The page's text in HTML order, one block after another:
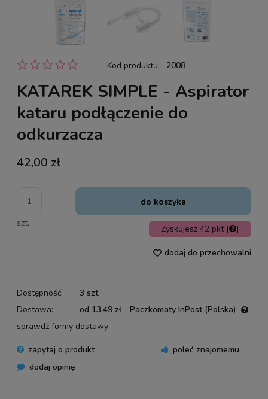
- Kod produktu: 2008
KATAREK SIMPLE - Aspirator
kataru podłączenie do
odkurzacza
42,00 zł
szt.
do koszyka
Zyskujesz 42 pkt [ ]
dodaj do przechowalni
Dostępność:
3 szt.
Dostawa:
od 13,49 zł - Paczkomaty InPost (Polska)
sprawdź formy dostawy
zapytaj o produkt
poleć znajomemu
dodaj opinię